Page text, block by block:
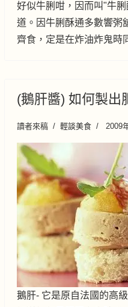
好似牛脷咁，因而叫"牛
道。因牛脷酥通多數響粥
齊食，定是在炸油炸鬼時
(鵝肝醬) 如何製出
讀者來稿 輕談美食 2009
鵝肝- 它是原自法國的高